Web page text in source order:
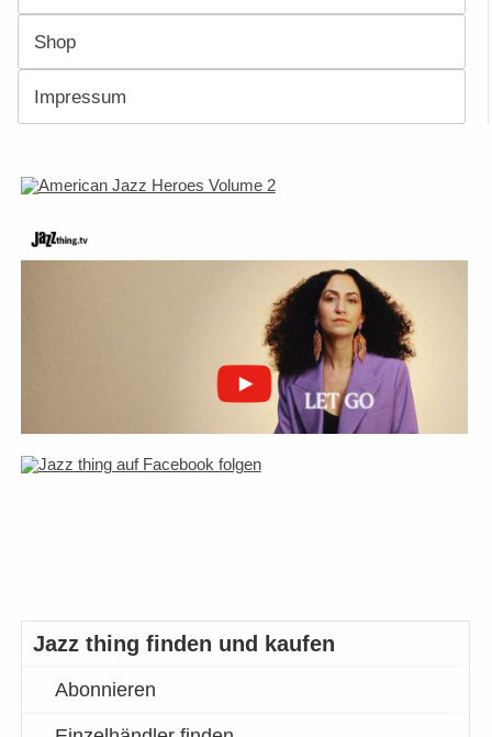
Shop
Impressum
Jazz thing finden und kaufen
Abonnieren